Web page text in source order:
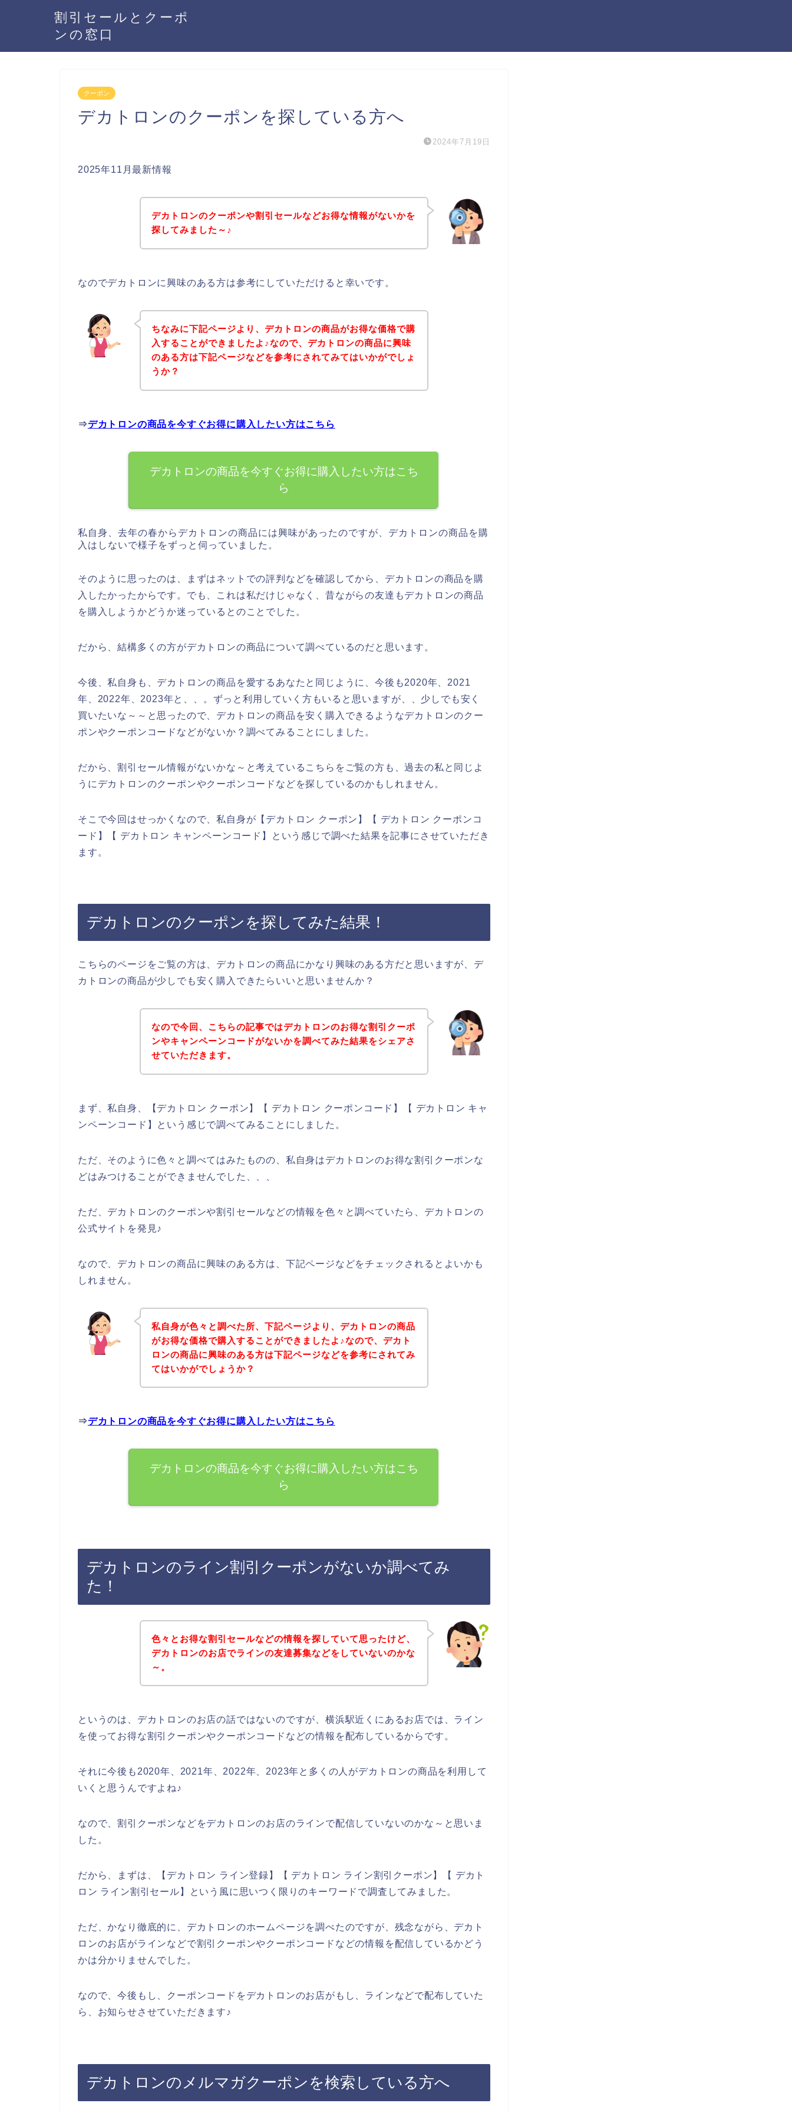
割引セールとクーポ
ンの窓口
クーポン
デカトロンのクーポンを探している方へ
2024年7月19日
2025年11月最新情報
デカトロンのクーポンや割引セールなどお得な情報がないかを
探してみました～♪
なのでデカトロンに興味のある方は参考にしていただけると幸いです。
ちなみに下記ページより、デカトロンの商品がお得な価格で購
入することができましたよ♪なので、デカトロンの商品に興味
のある方は下記ページなどを参考にされてみてはいかがでしょ
うか？
⇒デカトロンの商品を今すぐお得に購入したい方はこちら
デカトロンの商品を今すぐお得に購入したい方はこち
ら
私自身、去年の春からデカトロンの商品には興味があったのですが、デカトロンの商品を購
入はしないで様子をずっと伺っていました。
そのように思ったのは、まずはネットでの評判などを確認してから、デカトロンの商品を購
入したかったからです。でも、これは私だけじゃなく、昔ながらの友達もデカトロンの商品
を購入しようかどうか迷っているとのことでした。
だから、結構多くの方がデカトロンの商品について調べているのだと思います。
今後、私自身も、デカトロンの商品を愛するあなたと同じように、今後も2020年、2021
年、2022年、2023年と、、。ずっと利用していく方もいると思いますが、、少しでも安く
買いたいな～～と思ったので、デカトロンの商品を安く購入できるようなデカトロンのクー
ポンやクーポンコードなどがないか？調べてみることにしました。
だから、割引セール情報がないかな～と考えているこちらをご覧の方も、過去の私と同じよ
うにデカトロンのクーポンやクーポンコードなどを探しているのかもしれません。
そこで今回はせっかくなので、私自身が【デカトロン クーポン】【 デカトロン クーポンコ
ード】【 デカトロン キャンペーンコード】という感じで調べた結果を記事にさせていただき
ます。
デカトロンのクーポンを探してみた結果！
こちらのページをご覧の方は、デカトロンの商品にかなり興味のある方だと思いますが、デ
カトロンの商品が少しでも安く購入できたらいいと思いませんか？
なので今回、こちらの記事ではデカトロンのお得な割引クーポ
ンやキャンペーンコードがないかを調べてみた結果をシェアさ
せていただきます。
まず、私自身、【デカトロン クーポン】【 デカトロン クーポンコード】【 デカトロン キャ
ンペーンコード】という感じで調べてみることにしました。
ただ、そのように色々と調べてはみたものの、私自身はデカトロンのお得な割引クーポンな
どはみつけることができませんでした、、、
ただ、デカトロンのクーポンや割引セールなどの情報を色々と調べていたら、デカトロンの
公式サイトを発見♪
なので、デカトロンの商品に興味のある方は、下記ページなどをチェックされるとよいかも
しれません。
私自身が色々と調べた所、下記ページより、デカトロンの商品
がお得な価格で購入することができましたよ♪なので、デカト
ロンの商品に興味のある方は下記ページなどを参考にされてみ
てはいかがでしょうか？
⇒デカトロンの商品を今すぐお得に購入したい方はこちら
デカトロンの商品を今すぐお得に購入したい方はこち
ら
デカトロンのライン割引クーポンがないか調べてみ
た！
色々とお得な割引セールなどの情報を探していて思ったけど、
デカトロンのお店でラインの友達募集などをしていないのかな
～。
というのは、デカトロンのお店の話ではないのですが、横浜駅近くにあるお店では、ライン
を使ってお得な割引クーポンやクーポンコードなどの情報を配布しているからです。
それに今後も2020年、2021年、2022年、2023年と多くの人がデカトロンの商品を利用して
いくと思うんですよね♪
なので、割引クーポンなどをデカトロンのお店のラインで配信していないのかな～と思いま
した。
だから、まずは、【デカトロン ライン登録】【 デカトロン ライン割引クーポン】【 デカト
ロン ライン割引セール】という風に思いつく限りのキーワードで調査してみました。
ただ、かなり徹底的に、デカトロンのホームページを調べたのですが、残念ながら、デカト
ロンのお店がラインなどで割引クーポンやクーポンコードなどの情報を配信しているかどう
かは分かりませんでした。
なので、今後もし、クーポンコードをデカトロンのお店がもし、ラインなどで配布していた
ら、お知らせさせていただきます♪
デカトロンのメルマガクーポンを検索している方へ